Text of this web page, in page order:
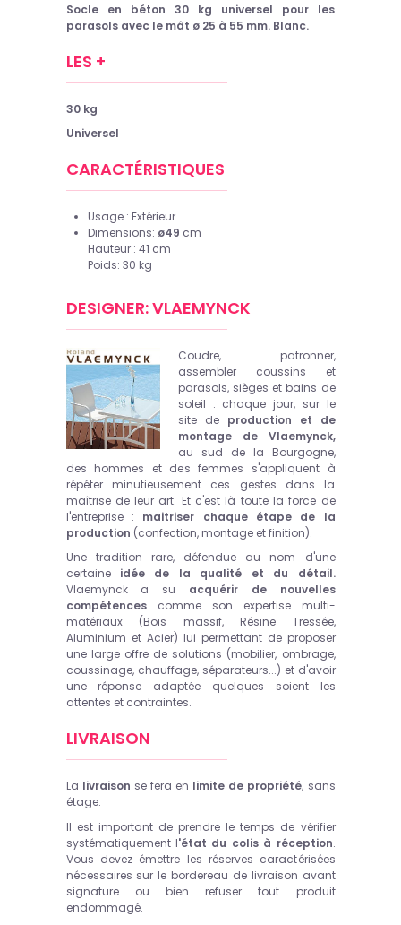
Socle en béton 30 kg universel pour les
parasols avec le mât ø 25 à 55 mm. Blanc.
LES +
30 kg
Universel
CARACTÉRISTIQUES
Usage : Extérieur
Dimensions: ø49 cm
Hauteur : 41 cm
Poids: 30 kg
DESIGNER: VLAEMYNCK
Coudre, patronner,
assembler coussins et
parasols, sièges et bains de
soleil : chaque jour, sur le
site de production et de
montage de Vlaemynck,
au sud de la Bourgogne,
des hommes et des femmes s'appliquent à
répéter minutieusement ces gestes dans la
maîtrise de leur art. Et c'est là toute la force de
l'entreprise : maitriser chaque étape de la
production (confection, montage et finition).
Une tradition rare, défendue au nom d'une
certaine idée de la qualité et du détail.
Vlaemynck a su acquérir de nouvelles
compétencescomme son expertise multi-
matériaux (Bois massif, Résine Tressée,
Aluminium etAcier) lui permettant de proposer
une large offre de solutions (mobilier, ombrage,
coussinage, chauffage, séparateurs...) et d'avoir
une réponse adaptée quelques soient les
attentes et contraintes.
LIVRAISON
La livraison se fera en limite de propriété, sans
étage.
Il est important de prendre le temps de vérifier
systématiquement l'état du colis à réception.
Vous devez émettre les réserves caractérisées
nécessaires sur le bordereau de livraison avant
signature ou bien refuser tout produit
endommagé.